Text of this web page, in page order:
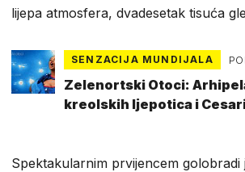
lijepa atmosfera, dvadesetak tisuća
SENZACIJA MUNDIJALA
Zelenortski Otoci:
kreolskih ljepotica i
Spektakularnim prvijencem golobradi